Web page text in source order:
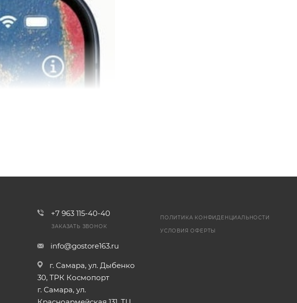
+7 963 115-40-40
ЗАКАЗАТЬ ЗВОНОК
info@gostore163.ru
г. Самара, ул. Дыбенко
30, ТРК Космопорт
г. Самара, ул.
ПОЛИТИКА КОНФИДЕНЦИАЛЬНОСТИ
УСЛОВИЯ ОФЕРТЫ